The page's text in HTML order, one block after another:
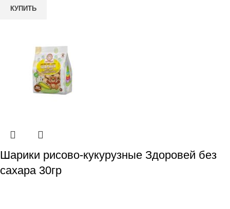
КУПИТЬ
Шарики рисово-кукурузные Здоровей без
сахара 30гр